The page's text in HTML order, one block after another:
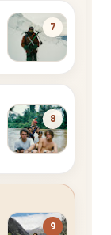
7
8
9